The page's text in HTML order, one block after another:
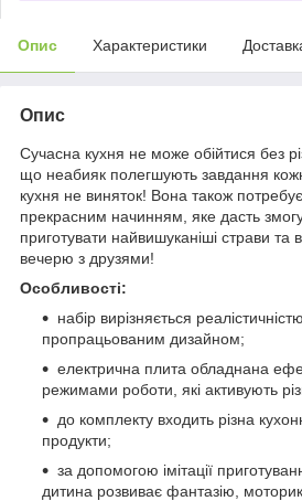
Опис Характеристики
Опис
Сучасна кухня не може обійтися без
що неабияк полегшують завдання
кухня не виняток! Вона також
прекрасним начинням, яке дасть
приготувати найвишуканіші страви
вечерю з друзями!
Особливості:
набір вирізняється
пропрацьованим дизайном;
електрична плита обладнана
режимами роботи, які активують
до комплекту входить різна
продукти;
за допомогою імітації
дитина розвиває фантазію,